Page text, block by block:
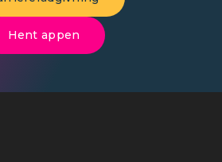
Hent appen